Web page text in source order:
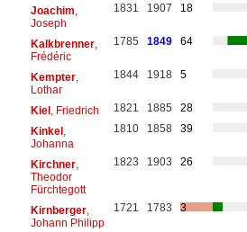
Joachim
Joseph
1831 1907 18
Kalkbrenner,
Frédéric
1785 1849 64
Kempter,
Lothar
1844 1918 5
Kiel, Friedrich 1821 1885
28
Kinkel,
Johanna
1810 1858 39
Kirchner,
Theodor
Fürchtegott
1823 1903 26
Kirnberger,
Johann Philipp
1721 1783 3